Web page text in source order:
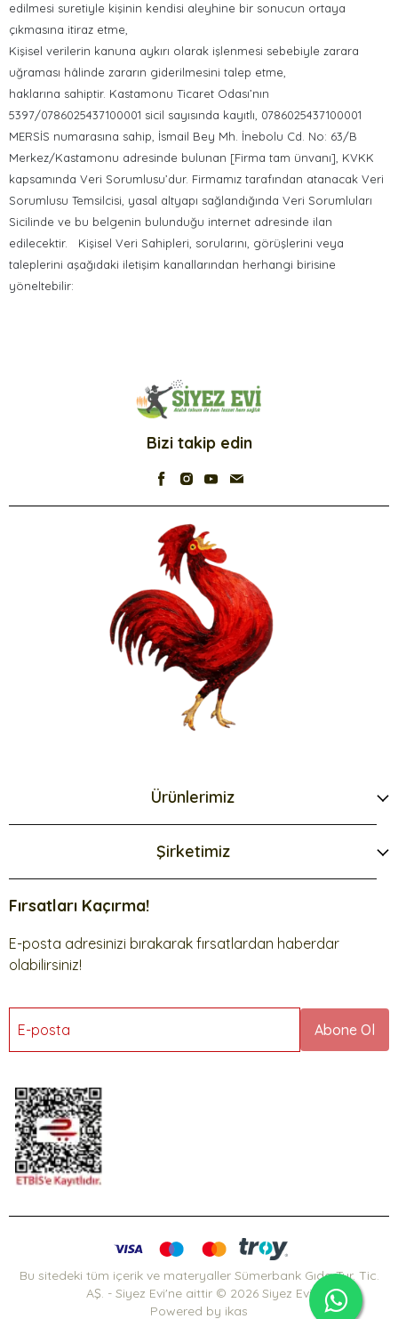
edilmesi suretiyle kişinin kendisi aleyhine bir sonucun ortaya
çıkmasına itiraz etme,
Kişisel verilerin kanuna aykırı olarak işlenmesi sebebiyle zarara
uğraması hâlinde zararın giderilmesini talep etme,
haklarına sahiptir. Kastamonu Ticaret Odası’nın
5397/0786025437100001 sicil sayısında kayıtlı, 0786025437100001
MERSİS numarasına sahip, İsmail Bey Mh. İnebolu Cd. No: 63/B
Merkez/Kastamonu adresinde bulunan [Firma tam ünvanı], KVKK
kapsamında Veri Sorumlusu’dur. Firmamız tarafından atanacak Veri
Sorumlusu Temsilcisi, yasal altyapı sağlandığında Veri Sorumluları
Sicilinde ve bu belgenin bulunduğu internet adresinde ilan
edilecektir. Kişisel Veri Sahipleri, sorularını, görüşlerini veya
taleplerini aşağıdaki iletişim kanallarından herhangi birisine
yöneltebilir:
Bizi takip edin
Ürünlerimiz
Şirketimiz
Fırsatları Kaçırma!
E-posta adresinizi bırakarak fırsatlardan haberdar
olabilirsiniz!
E-posta Abone Ol
Bu sitedeki tüm içerik ve materyaller Sümerbank Gıda Tur. Tic.
AŞ. - Siyez Evi'ne aittir © 2026 Siyez Evi
Powered by ikas